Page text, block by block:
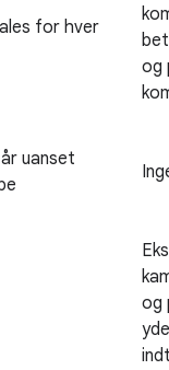
for hver
og
uanset
og